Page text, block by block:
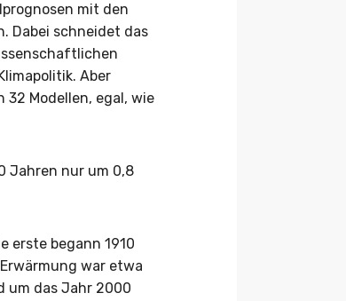
mit den
Dabei schneidet das
Aber
Modellen, egal, wie
Jahren nur um 0,8
erste begann 1910
war etwa
um das Jahr 2000